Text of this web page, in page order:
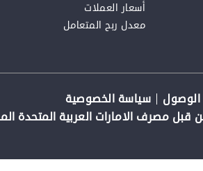
أسعار العملات
معدل ربح المتعامل
سياسة الخصوصية
مصرف الامارات العربية المتحدة